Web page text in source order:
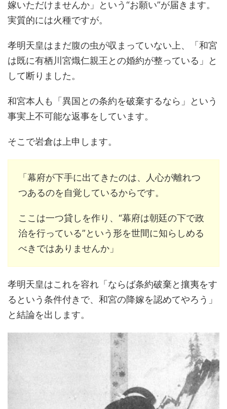
嫁いただけませんか」という“お願い”が届きます。
実質的には火種ですが。
孝明天皇はまだ腹の虫が収まっていない上、「和宮
は既に有栖川宮熾仁親王との婚約が整っている」と
して断りました。
和宮本人も「異国との条約を破棄するなら」という
事実上不可能な返事をしています。
そこで岩倉は上申します。
「幕府が下手に出てきたのは、人心が離れつ
つあるのを自覚しているからです。
ここは一つ貸しを作り、“幕府は朝廷の下で政
治を行っている”という形を世間に知らしめる
べきではありませんか」
孝明天皇はこれを容れ「ならば条約破棄と攘夷をす
るという条件付きで、和宮の降嫁を認めてやろう」
と結論を出します。